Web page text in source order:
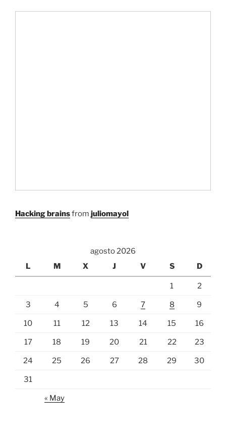
Hacking brainsfrom juliomayol
agosto 2026
L
M X J V S D
1 2
3 4 5 6 7 8 9
10 11 12 13 14 15 16
17 18 19 20 21 22 23
24 25 26 27 28 29 30
31
« May